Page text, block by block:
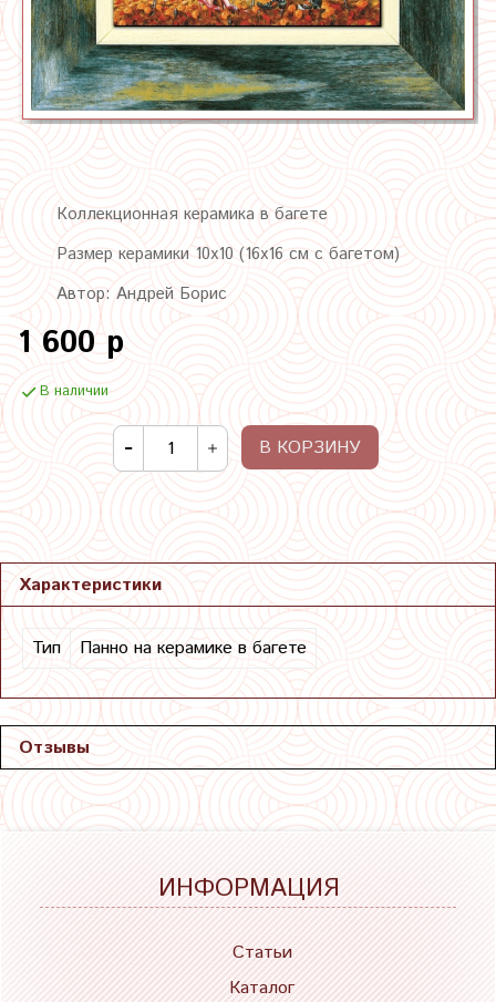
Коллекционная керамика в багете
Размер керамики 10х10 (16х16 см с багетом)
Автор: Андрей Борис
1 600 р
В наличии
В КОРЗИНУ
Характеристики
Тип Панно на керамике в багете
Отзывы
ИНФОРМАЦИЯ
Статьи
Каталог